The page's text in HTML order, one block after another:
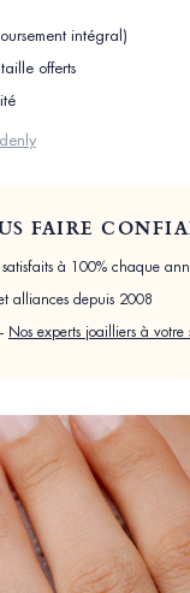
intégral)
offerts
FAIRE
à 100% chaque
alliances depuis 2008
Nos experts joailliers à votre